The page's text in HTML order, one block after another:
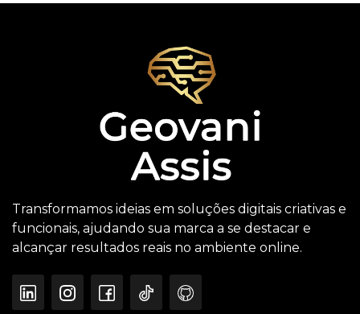
Transformamos ideias em soluções digitais criativas e
funcionais, ajudando sua marca a se destacar e
alcançar resultados reais no ambiente online.